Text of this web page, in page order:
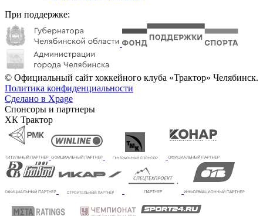
При поддержке:
© Официальный сайт хоккейного клуба «Трактор» Челябинск.
Политика конфиденциальности
Сделано в Xpage
Спонсоры и партнеры
ХК Трактор